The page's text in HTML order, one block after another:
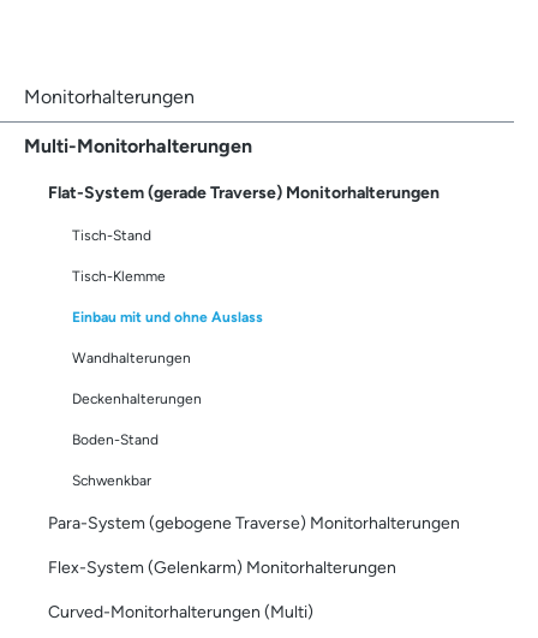
Monitorhalterungen
Multi-Monitorhalterungen
Flat-System (gerade Traverse) Monitorhalterungen
Tisch-Stand
Tisch-Klemme
Einbau mit und ohne Auslass
Wandhalterungen
Deckenhalterungen
Boden-Stand
Schwenkbar
Para-System (gebogene Traverse) Monitorhalterungen
Flex-System (Gelenkarm) Monitorhalterungen
Curved-Monitorhalterungen (Multi)